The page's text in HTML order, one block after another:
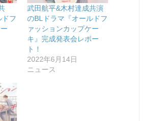
フ
武田航平&木村達成共演
のBLドラマ『オールドフ
ァッションカップケー
キ』完成発表会レポー
ト！
2022年6月14日
ニュース